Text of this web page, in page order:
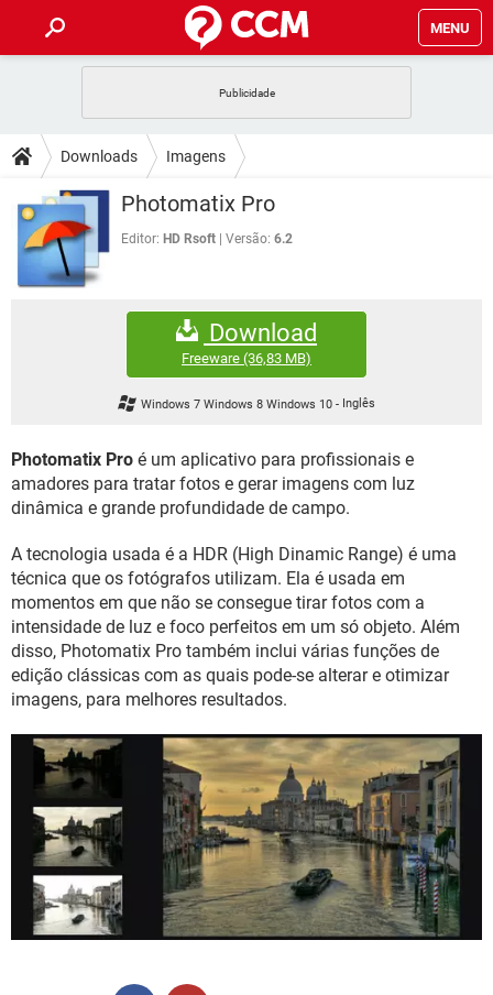
MENU
CELULAR
OUTLOOK EXCEL
INSTAGRAM GMAIL
GUIA DE COMPRAS
DICAS
JOGOS
CELULAR
OUTLOOK
DOWNLOADS
JOGOS WHATSAPP
CELULAR
EXCEL
GMAIL
FÓRUM
FACEBOOK
EXCEL
GMAIL
WHATSAPP
INSTAGRAM GMAIL
GUIA DE COMPRAS
Downloads Imagens
Photomatix Pro
Editor: HD Rsoft Versão: 6.2
Download
Freeware (36,83 MB)
Windows 7 Windows 8 Windows 10 - Inglês
Photomatix Pro é um aplicativo para profissionais e
amadores para tratar fotos e gerar imagens com luz
dinâmica e grande profundidade de campo.
A tecnologia usada é a HDR (High Dinamic Range) é uma
técnica que os fotógrafos utilizam. Ela é usada em
momentos em que não se consegue tirar fotos com a
intensidade de luz e foco perfeitos em um só objeto. Além
disso, Photomatix Pro também inclui várias funções de
edição clássicas com as quais pode-se alterar e otimizar
imagens, para melhores resultados.